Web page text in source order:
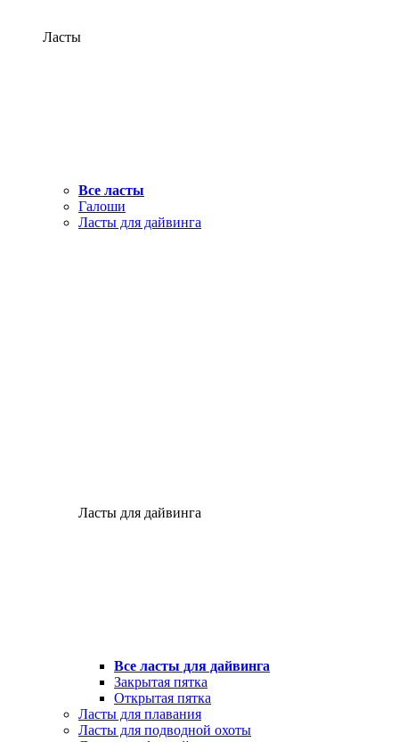
Ласты
Все ласты
Галоши
Ласты для дайвинга
Ласты для дайвинга
Все ласты для дайвинга
Закрытая пятка
Открытая пятка
Ласты для плавания
Ласты для подводной охоты